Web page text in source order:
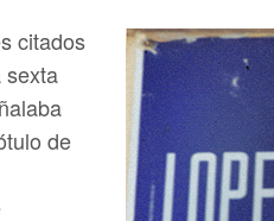
citados
sexta
de